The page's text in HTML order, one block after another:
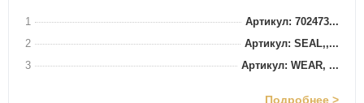
1
Артикул: 702473...
2
Артикул: SEAL,,...
3
Артикул: WEAR, ...
Подробнее >